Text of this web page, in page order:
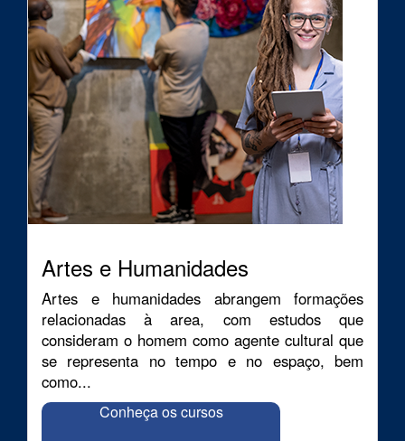
Artes e Humanidades
Artes e humanidades abrangem formações
relacionadas à area, com estudos que
consideram o homem como agente cultural que
se representa no tempo e no espaço, bem
como...
Conheça os cursos